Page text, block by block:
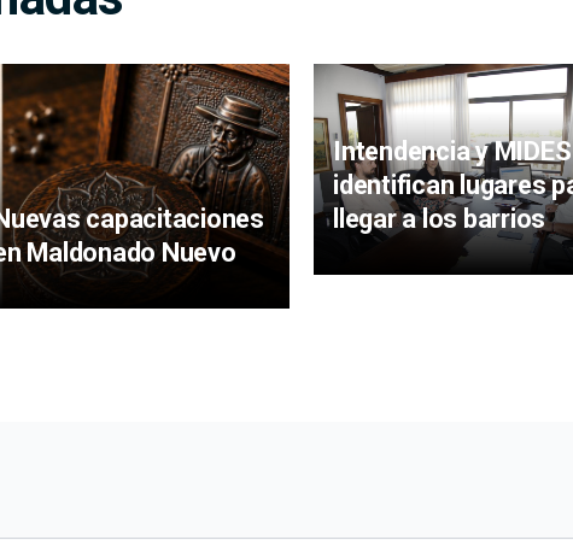
capacitaciones
Maldonado Nuevo
Intendencia y MIDES
identifican lugares
llegar a los barrios